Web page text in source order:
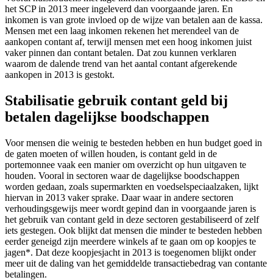
het SCP in 2013 meer ingeleverd dan voorgaande jaren. En
inkomen is van grote invloed op de wijze van betalen aan de kassa.
Mensen met een laag inkomen rekenen het merendeel van de
aankopen contant af, terwijl mensen met een hoog inkomen juist
vaker pinnen dan contant betalen. Dat zou kunnen verklaren
waarom de dalende trend van het aantal contant afgerekende
aankopen in 2013 is gestokt.
Stabilisatie gebruik contant geld bij
betalen dagelijkse boodschappen
Voor mensen die weinig te besteden hebben en hun budget goed in
de gaten moeten of willen houden, is contant geld in de
portemonnee vaak een manier om overzicht op hun uitgaven te
houden. Vooral in sectoren waar de dagelijkse boodschappen
worden gedaan, zoals supermarkten en voedselspeciaalzaken, lijkt
hiervan in 2013 vaker sprake. Daar waar in andere sectoren
verhoudingsgewijs meer wordt gepind dan in voorgaande jaren is
het gebruik van contant geld in deze sectoren gestabiliseerd of zelf
iets gestegen. Ook blijkt dat mensen die minder te besteden hebben
eerder geneigd zijn meerdere winkels af te gaan om op koopjes te
jagen*. Dat deze koopjesjacht in 2013 is toegenomen blijkt onder
meer uit de daling van het gemiddelde transactiebedrag van contante
betalingen.